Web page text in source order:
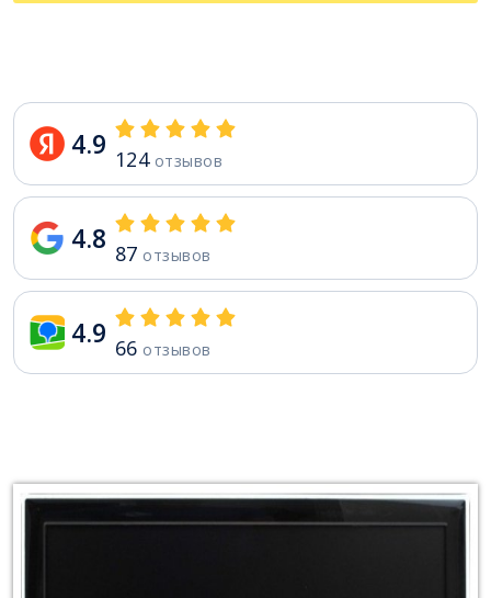
4.9 124отзывов
4.8 87 отзывов
4.9 66 отзывов